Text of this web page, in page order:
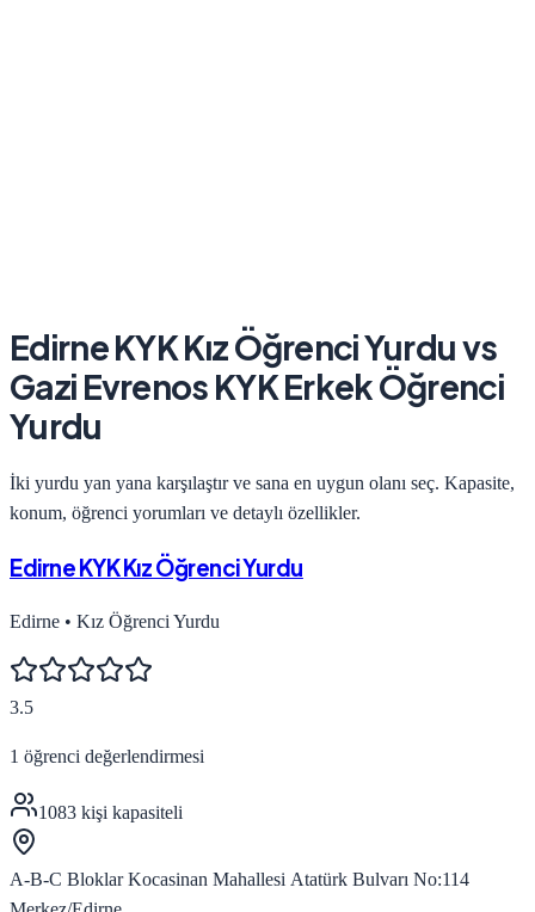
Edirne KYK Kız Öğrenci Yurduvs
Gazi Evrenos KYK Erkek Öğrenci
Yurdu
İki yurdu yan yana karşılaştır ve sana en uygun olanı seç. Kapasite,
konum, öğrenci yorumları ve detaylı özellikler.
Edirne KYK Kız Öğrenci Yurdu
Edirne • Kız Öğrenci Yurdu
3.5
1 öğrenci değerlendirmesi
1083 kişi kapasiteli
A-B-C Bloklar Kocasinan Mahallesi Atatürk Bulvarı No:114